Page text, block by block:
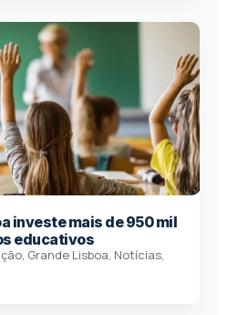
investe mais de 950 mil
educativos
, Grande Lisboa, Notícias,